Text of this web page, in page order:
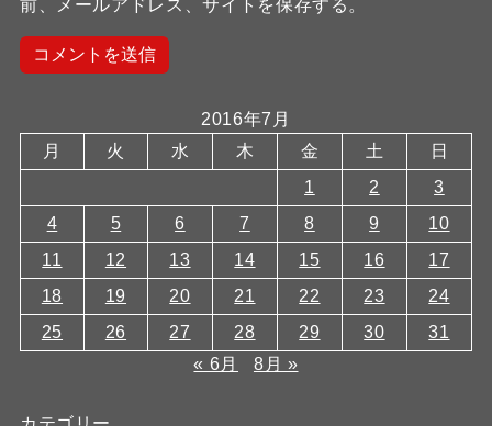
前、メールアドレス、サイトを保存する。
2016年7月
月
火 水 木 金 土
日
1
2
3
4
5 6 7 8 9
10
11
12 13 14 15 16
17
18
19 20 21 22 23
24
25
26 27 28 29 30
31
« 6月
8月 »